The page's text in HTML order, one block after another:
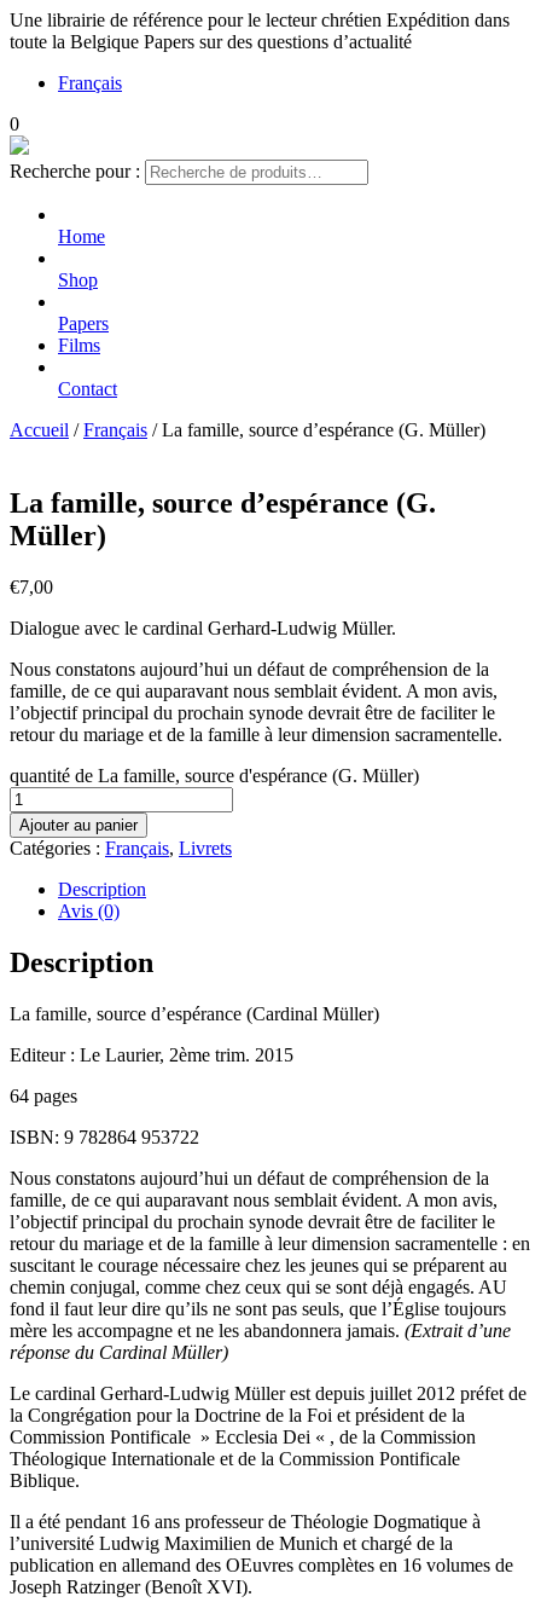
Une librairie de référence pour le lecteur chrétien Expédition dans
toute la Belgique Papers sur des questions d’actualité
Français
0
Recherche pour :
Home
Shop
Papers
Films
Contact
Accueil /Français / La famille, source d’espérance (G. Müller)
La famille, source d’espérance (G.
Müller)
€7,00
Dialogue avec le cardinal Gerhard-Ludwig Müller.
Nous constatons aujourd’hui un défaut de compréhension de la
famille, de ce qui auparavant nous semblait évident. A mon avis,
l’objectif principal du prochain synode devrait être de faciliter le
retour du mariage et de la famille à leur dimension sacramentelle.
quantité de La famille, source d'espérance (G. Müller)
Ajouter au panier
Catégories : Français, Livrets
Description
Avis (0)
Description
La famille, source d’espérance (Cardinal Müller)
Editeur : Le Laurier, 2ème trim. 2015
64 pages
ISBN: 9 782864 953722
Nous constatons aujourd’hui un défaut de compréhension de la
famille, de ce qui auparavant nous semblait évident. A mon avis,
l’objectif principal du prochain synode devrait être de faciliter le
retour du mariage et de la famille à leur dimension sacramentelle : en
suscitant le courage nécessaire chez les jeunes qui se préparent au
chemin conjugal, comme chez ceux qui se sont déjà engagés. AU
fond il faut leur dire qu’ils ne sont pas seuls, que l’Église toujours
mère les accompagne et ne les abandonnera jamais. (Extrait d’une
réponse du Cardinal Müller)
Le cardinal Gerhard-Ludwig Müller est depuis juillet 2012 préfet de
la Congrégation pour la Doctrine de la Foi et président de la
Commission Pontificale » Ecclesia Dei « , de la Commission
Théologique Internationale et de la Commission Pontificale
Biblique.
Il a été pendant 16 ans professeur de Théologie Dogmatique à
l’université Ludwig Maximilien de Munich et chargé de la
publication en allemand des OEuvres complètes en 16 volumes de
Joseph Ratzinger (Benoît XVI).